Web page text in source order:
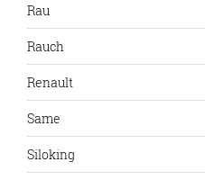
Rau
Rauch
Renault
Same
Siloking